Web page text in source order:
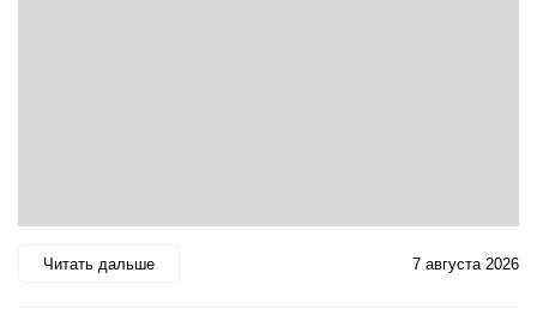
Читать дальше 7 августа 2026